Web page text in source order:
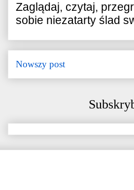
Zaglądaj, czytaj,
sobie niezatarty ślad
Nowszy post